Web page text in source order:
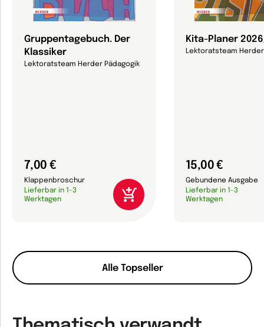
Alle Topseller
Gruppentagebuch. Der
Klassiker
Lektoratsteam Herder Pädagogik
7,00 €
Klappenbroschur
Lieferbar in 1-3
Werktagen
Kita-Planer
Lektoratsteam Herder
15,00 €
Gebundene Ausgabe
Lieferbar in 1-3
Werktagen